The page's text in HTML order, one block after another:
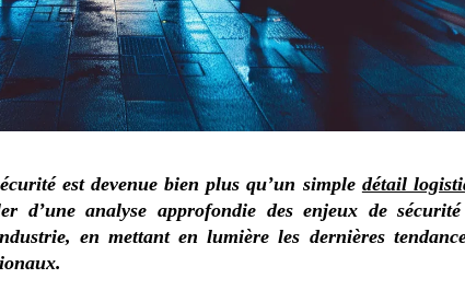
est devenue bien plus qu’un simple détail
d’une analyse approfondie des enjeux de sécurité
en mettant en lumière les dernières